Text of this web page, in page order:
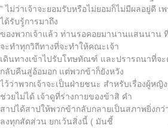
” ไม่ว่าเจ้าจะยอมรับหรือไม่ยอมก็ไม่มีผลอยู่ดี
ได้รับรู้การมาถึง
ของพวกเจ้าแล้ว ท่านรอคอยมานานแสนนาน
จะทำทุกวิถีทางที่จะทำให้คณะเจ้า
เดินทางเข้าไปรับโทษทัณฑ์ และปรารถนาที่จ
กลับคืนสู่อ้อมอก แต่พวกข้าก็ยังหวัง
ไว้ว่าพวกเจ้าจะเป็นฝ่ายชนะ สำหรับเรื่องผู้หญิ
ช่วยไม่ได้ เจ้าดูที่ร่างกายของข้าสิ คำ
สาปได้สาปให้พวกข้ากลับกลายเป็นสภาพยิ่งกว่
ลงทุกสัดส่วน ยกเว้นสิ่งนี้ ( มันชี้